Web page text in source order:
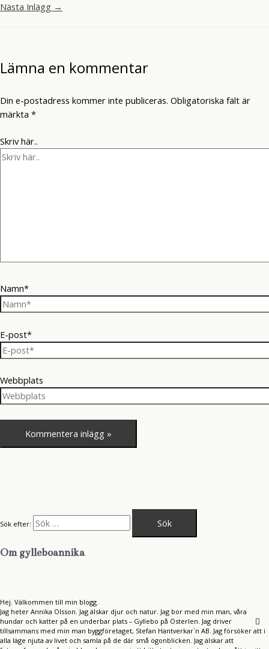
Nästa Inlägg →
Lämna en kommentar
Din e-postadress kommer inte publiceras. Obligatoriska fält är
märkta *
Skriv här..
Namn*
E-post*
Webbplats
Sök efter:
Om gylleboannika
Hej. Välkommen till min blogg.
Jag heter Annika Olsson. Jag älskar djur och natur. Jag bor med min man, våra
hundar och katter på en underbar plats – Gyllebo på Österlen. Jag driver
tillsammans med min man byggföretaget, Stefan Hantverkar´n AB. Jag försöker att i
alla läge njuta av livet och samla på de där små ögonblicken. Jag älskar att